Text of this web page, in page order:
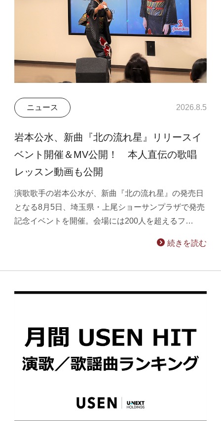
ニュース 2026.8.5
岩本公水、新曲『北の流れ星』リリースイ
ベント開催＆MV公開！ 本人直伝の歌唱
レッスン動画も公開
演歌歌手の岩本公水が、新曲『北の流れ星』の発売日
となる8月5日、埼玉県・上尾ショーサンプラザで発売
記念イベントを開催。会場には200人を超えるフ…
続きを読む